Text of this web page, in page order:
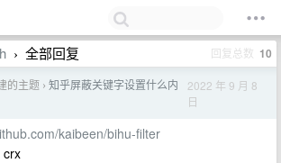
› 全部回复 回复总数 10
的主题 › 知乎屏蔽关键字设置什么内
2022 年 9 月 8
日
kaibeen/bihu-filter
crx